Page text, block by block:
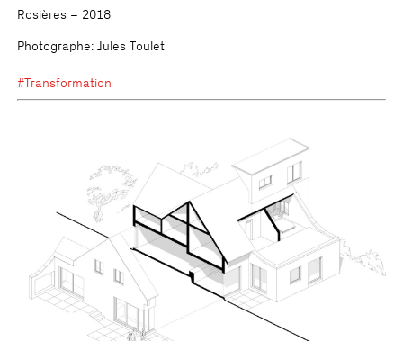
Rosières – 2018
Photographe: Jules Toulet
#Transformation